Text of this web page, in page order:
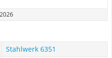
Stahlwerk 6351